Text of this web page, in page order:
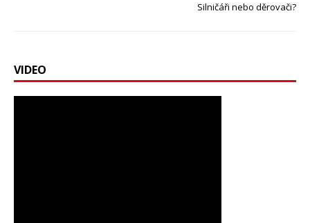
Silničáři nebo děrovači?
VIDEO